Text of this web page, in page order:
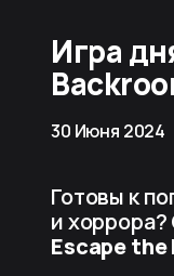
Игра
30 Июня 2024
Готовы к
и
Escape